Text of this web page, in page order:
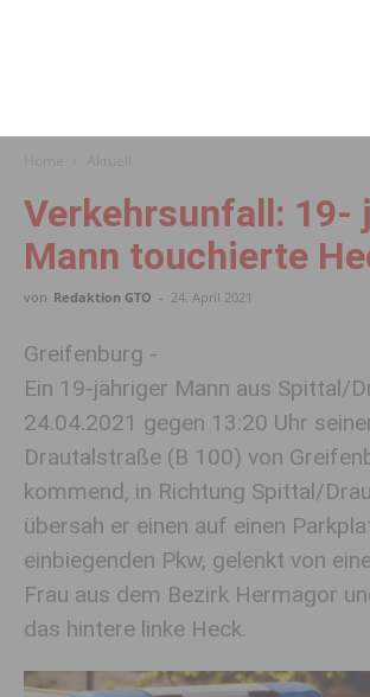
Verkehrsunfall: 19-
Mann touchierte
von Redaktion GTO - 24. April 2021
Greifenburg -
Ein 19-jähriger Mann aus Spittal/
24.04.2021 gegen 13:20 Uhr
Drautalstraße (B 100) von
kommend, in Richtung Spittal/
übersah er einen auf einen
einbiegenden Pkw, gelenkt von
Frau aus dem Bezirk Hermagor
das hintere linke Heck.